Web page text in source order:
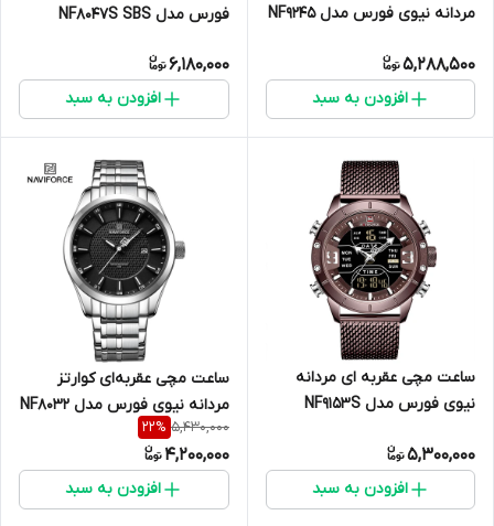
مردانه نیوی فورس مدل NF9245
5,288,500
افزودن به سبد
فورس مدل NF8047S SBS
6,180,000
افزودن به سبد
ساعت مچی عقربه ای مردانه
نیوی فورس مدل NF9153S
5,300,000
افزودن به سبد
ساعت مچی عقربه‌ای کوارتز
مردانه نیوی فورس مدل NF8032
5,430,000
22%
4,200,000
افزودن به سبد